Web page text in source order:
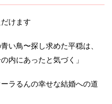
けます
い鳥〜探し求めた平穏は、
内にあったと気づく」
ラるんの幸せな結婚への道